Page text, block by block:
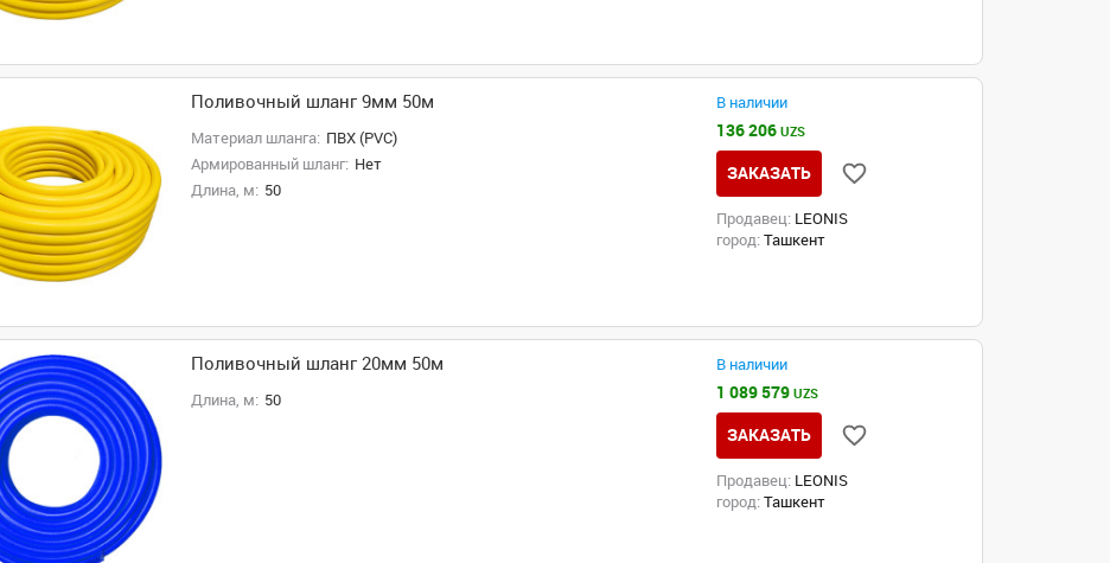
Поливочный шланг 9мм 50м
Материал шланга: ПВХ (PVC)
Армированный шланг: Нет
Длина, м: 50
В наличии
136 206UZS
ЗАКАЗАТЬ
Продавец: LEONIS
город: Ташкент
Поливочный шланг 20мм 50м
Длина, м: 50
В наличии
1 089 579UZS
ЗАКАЗАТЬ
Продавец: LEONIS
город: Ташкент